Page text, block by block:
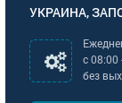
УКРАИНА,
с08:00
без